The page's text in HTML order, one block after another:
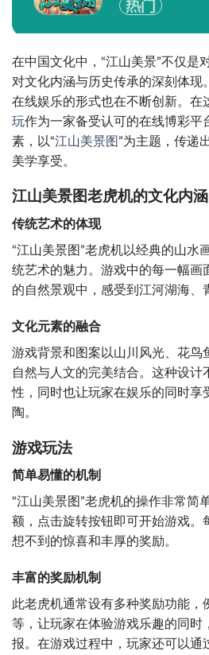
在中国文化中，“江山美景”不仅是
对文化内涵与历史传承的深刻体现
在线娱乐的形式也在不断创新。在
玩作为一家备受认可的在线博彩平
素，以“江山美景图 ”为主题，传递
美学享受。
江山美景图老虎机的文化内涵
传统艺术的体现
“江山美景图”老虎机以经典的山水
统艺术的魅力。游戏中的每一幅画
的自然景观中，感受到江河湖海、
文化元素的融合
游戏背景和图案以山川风光、花鸟
自然与人文的完美结合。这种设计
性，同时也让玩家在娱乐的同时享
陶。
游戏玩法
简单易懂的机制
“江山美景图”老虎机的操作非常简
额，点击旋转按钮即可开始游戏。
想不到的惊喜和丰厚的奖励。
丰富的奖励机制
此老虎机通常设有多种奖励功能，
等，让玩家在体验游戏乐趣的同时
报。在游戏过程中，玩家还可以通